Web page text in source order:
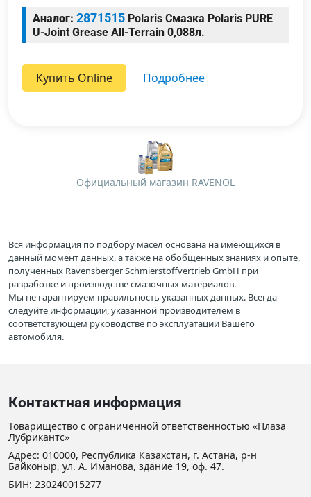
Аналог: 2871515 Polaris Смазка Polaris PURE
U-Joint Grease All-Terrain 0,088л.
Купить Online подробнее
Официальный магазин RAVENOL
Вся информация по подбору масел основана на имеющихся в
данный момент данных, а также на обобщенных знаниях и опыте,
полученных Ravensberger Schmierstoffvertrieb GmbH при
разработке и производстве смазочных материалов.
Мы не гарантируем правильность указанных данных. Всегда
следуйте информации, указанной производителем в
соответствующем руководстве по эксплуатации Вашего
автомобиля.
Контактная информация
Товарищество с ограниченной ответственностью «Плаза
Лубрикантс»
Адрес: 010000, Республика Казахстан, г. Астана, р-н
Байконыр, ул. А. Иманова, здание 19, оф. 47.
БИН: 230240015277